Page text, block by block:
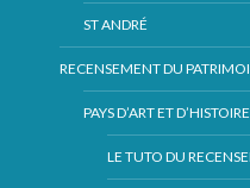
ST ANDRÉ
RECENSEMENT DU
PAYS D’ART ET D’HISTOIRE
LE TUTO DU